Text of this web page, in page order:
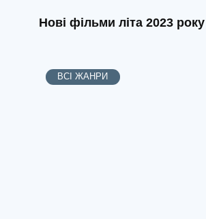
Нові фільми літа 2023 року
ВСІ ЖАНРИ